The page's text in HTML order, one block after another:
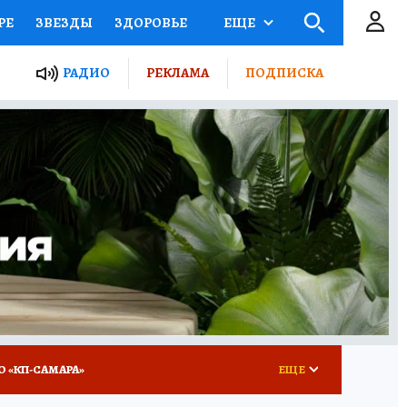
ЗВЕЗДЫ ЗДОРОВЬЕ
ПРОЕКТЫ РОССИИ
ПУТЕВОДИТЕЛЬ
ТУРИЗМ
ВСЕ О КП РАДИО КП
ЕЩЕ
РАДИО РЕКЛАМА ПОДПИСКА
«КП-САМАРА» ЕЩЕ